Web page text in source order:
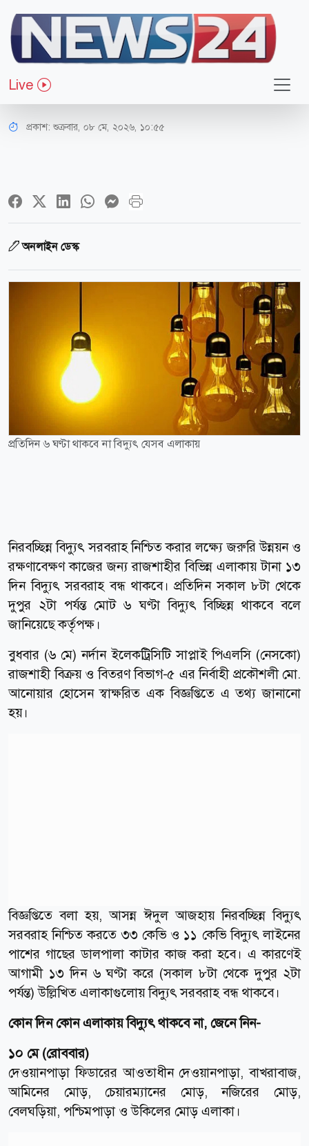
Live
সারাদেশ
প্রতিদিন ৬ ঘণ্টা থাকবে না বিদ্যুৎ যেসব
এলাকায়
প্রকাশ: শুক্রবার, ০৮ মে, ২০২৬, ১০:৫৫
অনলাইন ডেস্ক
প্রতিদিন ৬ ঘণ্টা থাকবে না বিদ্যুৎ যেসব এলাকায়
নিরবচ্ছিন্ন বিদ্যুৎ সরবরাহ নিশ্চিত করার লক্ষ্যে জরুরি উন্নয়ন ও
রক্ষণাবেক্ষণ কাজের জন্য রাজশাহীর বিভিন্ন এলাকায় টানা ১৩
দিন বিদ্যুৎ সরবরাহ বন্ধ থাকবে। প্রতিদিন সকাল ৮টা থেকে
দুপুর ২টা পর্যন্ত মোট ৬ ঘণ্টা বিদ্যুৎ বিচ্ছিন্ন থাকবে বলে
জানিয়েছে কর্তৃপক্ষ।
বুধবার (৬ মে) নর্দান ইলেকট্রিসিটি সাপ্লাই পিএলসি (নেসকো)
রাজশাহী বিক্রয় ও বিতরণ বিভাগ-৫ এর নির্বাহী প্রকৌশলী মো.
আনোয়ার হোসেন স্বাক্ষরিত এক বিজ্ঞপ্তিতে এ তথ্য জানানো
হয়।
বিজ্ঞপ্তিতে বলা হয়, আসন্ন ঈদুল আজহায় নিরবচ্ছিন্ন বিদ্যুৎ
সরবরাহ নিশ্চিত করতে ৩৩ কেভি ও ১১ কেভি বিদ্যুৎ লাইনের
পাশের গাছের ডালপালা কাটার কাজ করা হবে। এ কারণেই
আগামী ১৩ দিন ৬ ঘণ্টা করে (সকাল ৮টা থেকে দুপুর ২টা
পর্যন্ত) উল্লিখিত এলাকাগুলোয় বিদ্যুৎ সরবরাহ বন্ধ থাকবে।
কোন দিন কোন এলাকায় বিদ্যুৎ থাকবে না, জেনে নিন-
১০ মে (রোববার)
দেওয়ানপাড়া ফিডারের আওতাধীন দেওয়ানপাড়া, বাখরাবাজ,
আমিনের মোড়, চেয়ারম্যানের মোড়, নজিরের মোড়,
বেলঘড়িয়া, পশ্চিমপাড়া ও উকিলের মোড় এলাকা।